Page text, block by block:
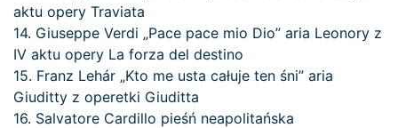
aktu opery Traviata
14. Giuseppe Verdi „Pace pace mio Dio” aria Leonory z
IV aktu opery La forza del destino
15. Franz Lehár „Kto me usta całuje ten śni” aria
Giuditty z operetki Giuditta
16. Salvatore Cardillo pieśń neapolitańska